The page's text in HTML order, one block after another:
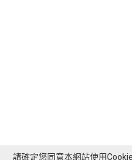
請確定您同意本網站使用